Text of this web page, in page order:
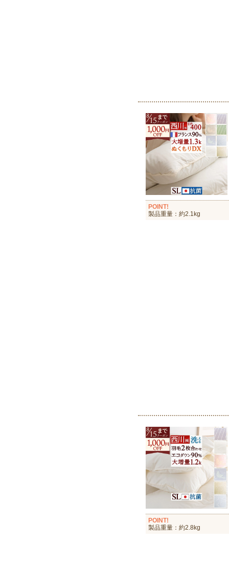
POINT!
製品重量：約2.1kg
POINT!
製品重量：約2.8kg